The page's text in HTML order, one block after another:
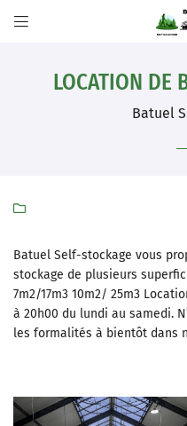

05 61 92 30 65
 Adresse email de
 Recopier le code ci-contre
LOCATION DE
Batuel

Batuel Self-stockage vous
stockage de plusieurs
7m2/17m3 10m2/ 25m3
à 20h00 du lundi au samedi.
les formalités à bientôt dans